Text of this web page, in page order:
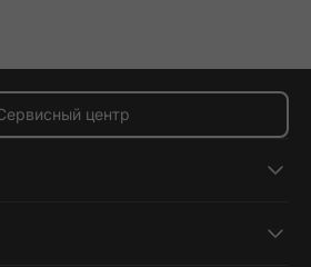
магазины приложений. Без
правильного инструмента данные
действительно можно потерять.
центр